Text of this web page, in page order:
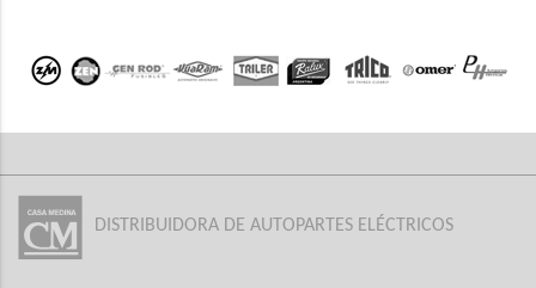
DISTRIBUIDORA DE AUTOPARTES ELÉCTRICOS